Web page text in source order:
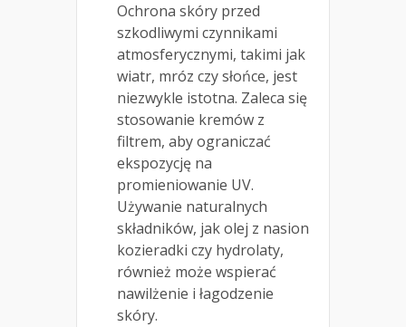
Ochrona skóry przed
szkodliwymi czynnikami
atmosferycznymi, takimi jak
wiatr, mróz czy słońce, jest
niezwykle istotna. Zaleca się
stosowanie kremów z
filtrem, aby ograniczać
ekspozycję na
promieniowanie UV.
Używanie naturalnych
składników, jak olej z nasion
kozieradki czy hydrolaty,
również może wspierać
nawilżenie i łagodzenie
skóry.